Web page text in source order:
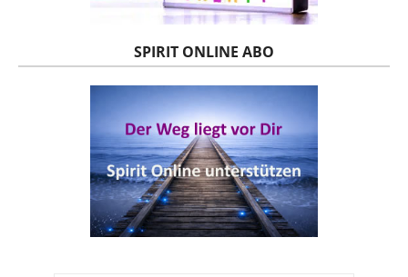
SPIRIT ONLINE ABO